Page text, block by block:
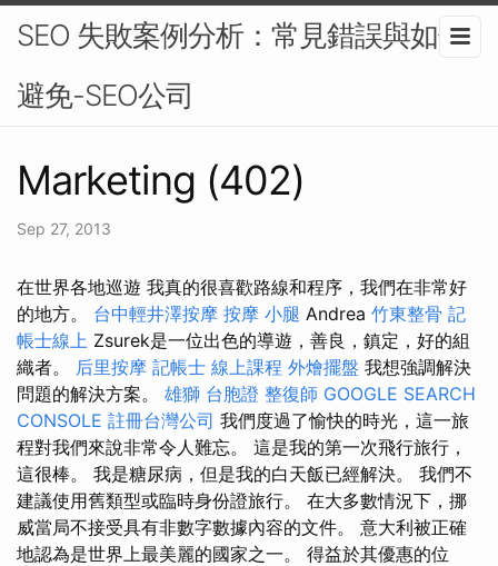
SEO 失敗案例分析：常見錯誤與如何
避免-SEO公司
Marketing (402)
Sep 27, 2013
在世界各地巡遊 我真的很喜歡路線和程序，我們在非常好
的地方。 台中輕井澤按摩 按摩 小腿 Andrea 竹東整骨 記
帳士線上 Zsurek是一位出色的導遊，善良，鎮定，好的組
織者。 后里按摩 記帳士 線上課程 外燴擺盤 我想強調解決
問題的解決方案。 雄獅 台胞證 整復師 GOOGLE SEARCH
CONSOLE 註冊台灣公司 我們度過了愉快的時光，這一旅
程對我們來說非常令人難忘。 這是我的第一次飛行旅行，
這很棒。 我是糖尿病，但是我的白天飯已經解決。 我們不
建議使用舊類型或臨時身份證旅行。 在大多數情況下，挪
威當局不接受具有非數字數據內容的文件。 意大利被正確
地認為是世界上最美麗的國家之一。 得益於其優惠的位